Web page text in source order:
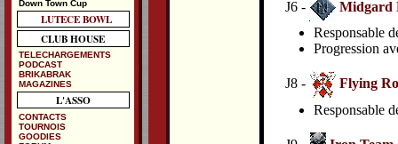
J6 -
Midgard
Responsable
Progression
J8 -
Flying
Responsable
Down Town Cup
LUTECE BOWL
CLUB HOUSE
TELECHARGEMENTS
PODCAST
BRIKABRAK
MAGAZINES
L'ASSO
CONTACTS
TOURNOIS
GOODIES